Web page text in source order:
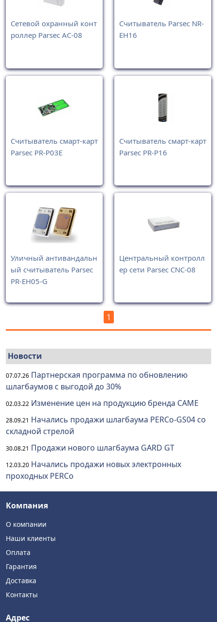
Сетевой охранный конт
роллер Parsec AC-08
Считыватель Parsec NR-
EH16
Считыватель смарт-карт
Parsec PR-P03E
Считыватель смарт-карт
Parsec PR-P16
Уличный антивандальн
ый считыватель Parsec
PR-EH05-G
Центральный контролл
ер сети Parsec CNC-08
1
Новости
07.07.26 Партнерская программа по обновлению
шлагбаумов с выгодой до 30%
02.03.22 Изменение цен на продукцию бренда CAME
28.09.21 Начались продажи шлагбаума PERCo-GS04 со
складной стрелой
30.08.21 Продажи нового шлагбаума GARD GT
12.03.20 Начались продажи новых электронных
проходных PERCo
Компания
О компании
Наши клиенты
Оплата
Гарантия
Доставка
Контакты
Адрес